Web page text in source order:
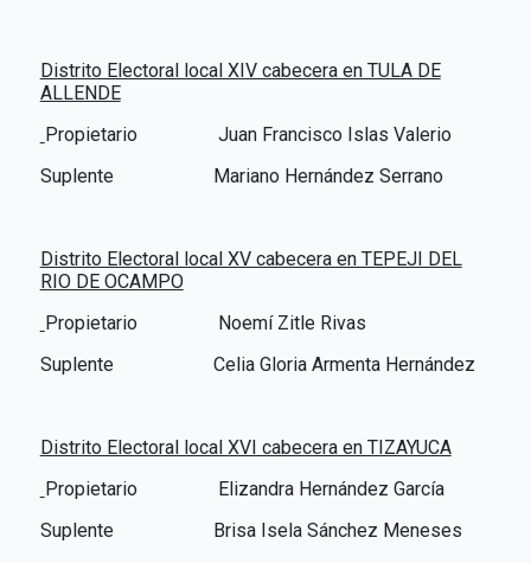
Distrito Electoral local XIV cabecera en TULA DE
ALLENDE
Propietario
Juan Francisco Islas Valerio
Suplente Mariano Hernández Serrano
Distrito Electoral local XV cabecera en TEPEJI DEL
RIO DE OCAMPO
Propietario
Noemí Zitle Rivas
Suplente Celia Gloria Armenta Hernández
Distrito Electoral local XVI cabecera en TIZAYUCA
Propietario
Elizandra Hernández García
Suplente Brisa Isela Sánchez Meneses